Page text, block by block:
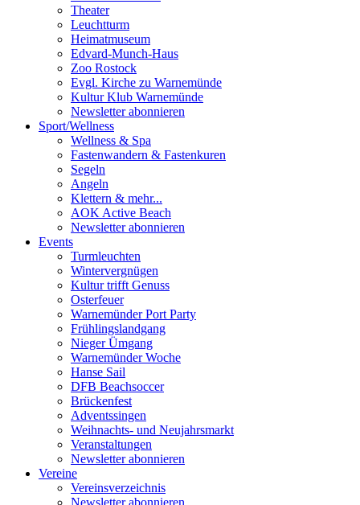
Theater
Leuchtturm
Heimatmuseum
Edvard-Munch-Haus
Zoo Rostock
Evgl. Kirche zu Warnemünde
Kultur Klub Warnemünde
Newsletter abonnieren
Sport/Wellness
Wellness & Spa
Fastenwandern & Fastenkuren
Segeln
Angeln
Klettern & mehr...
AOK Active Beach
Newsletter abonnieren
Events
Turmleuchten
Wintervergnügen
Kultur trifft Genuss
Osterfeuer
Warnemünder Port Party
Frühlingslandgang
Nieger Ümgang
Warnemünder Woche
Hanse Sail
DFB Beachsoccer
Brückenfest
Adventssingen
Weihnachts- und Neujahrsmarkt
Veranstaltungen
Newsletter abonnieren
Vereine
Vereinsverzeichnis
Newsletter abonnieren